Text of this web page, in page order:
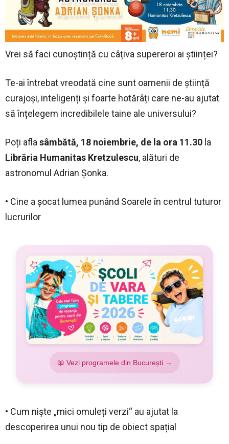
Vrei să faci cunoștință cu câțiva supereroi ai științei?
Te-ai întrebat vreodată cine sunt oamenii de știință
curajoși, inteligenți și foarte hotărâți care ne-au ajutat
să înțelegem incredibilele taine ale universului?
Poți aflasâmbătă, 18 noiembrie, de la ora 11.30 la
Librăria Humanitas Kretzulescu, alături de
astronomul Adrian Șonka.
• Cine a șocat lumea punând Soarele în centrul tuturor
lucrurilor
📖 Vezi programele din București →
• Cum niște „mici omuleți verzi“ au ajutat la
descoperirea unui nou tip de obiect spațial